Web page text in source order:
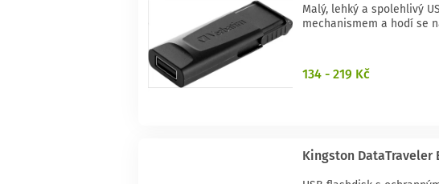
Malý, lehký a spolehlivý
mechanismem a hodí se
134 - 219 Kč
Kingston DataTraveler